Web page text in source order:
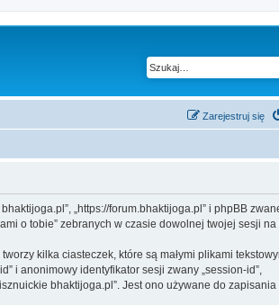
Zarejestruj się
„https://forum.bhaktijoga.pl” i phpBB
o tobie” zebranych w czasie dowolnej twojej sesji na
kilka ciasteczek, które są małymi plikami
i anonimowy identyfikator sesji zwany „session-id”,
bhaktijoga.pl”. Jest ono używane do zapisania